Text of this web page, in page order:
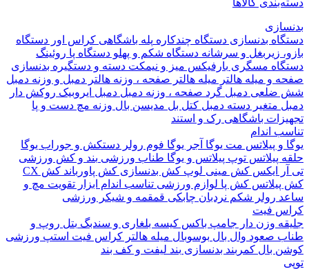
کالاها
بدنسازیدستگاه چندکارهپله باشگاهیکراس اوردستگاه
زیربغل و سرشانه دستگاه شکم و پهلودستگاه پاروئینگ
مسگریبارفیکسمیز و نیمکتدسته و دستگیره بدنسازی
و میله هالتر میله هالتر صفحه ، وزنه هالتر دمبل و وزنه دمبل
دمبل گرد صفحه ، وزنه دمبل دمبل ایروبیک روکش دار
متغیردسته دمبل کتل بلمدیسن بالوزنه مچ دست و پا
باشگاهیرک و استند
اندام
و پیلاتسمت یوگاآجر یوگا فوم رولر دستکش و جوراب یوگا
پیلاتستوپ پیلاتس و یوگاطناب ورزشی بند و کش ورزشی
ایکس کش مینی لوپ کش بدنسازیکش پاورباندکش CX
کش پالوازم ورزشی تناسب اندام ابزار تقویت مچ و
رولر شکم نردبان چابکیقمقمه و شیکر ورزشی
فیت
وزن دارجامپ باکسکیسه بلغاری و سندبگبتل روپ و
صعودوال بال بوسوبالمیله هالتر کراس فیت استپ ورزشی
بالکمربند بدنسازیبند لیفت و کف بند